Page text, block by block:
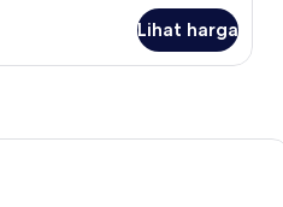
Lihat harga
Area
Grand Orlando Resort